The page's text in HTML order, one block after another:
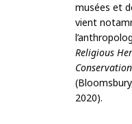
musées et
vient
Religious
2020).